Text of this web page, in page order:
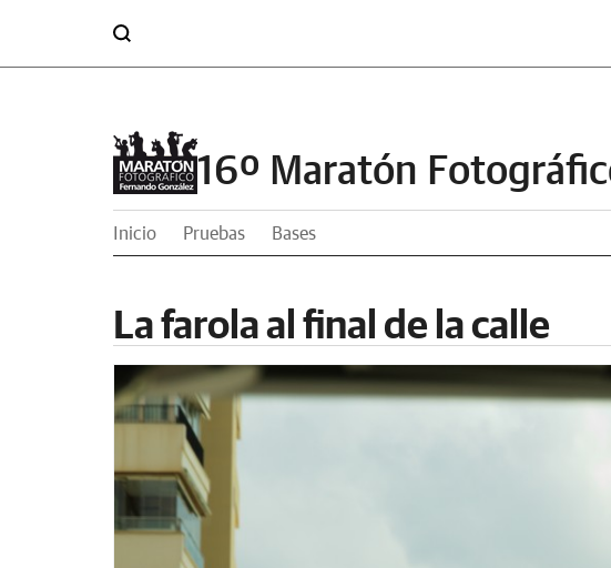
16º Maratón
Inicio Pruebas Bases
La farola al final de la calle